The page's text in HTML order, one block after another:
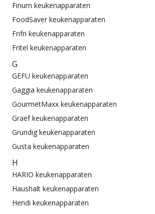
Finum keukenapparaten
FoodSaver keukenapparaten
Frifri keukenapparaten
Fritel keukenapparaten
G
GEFU keukenapparaten
Gaggia keukenapparaten
GourmetMaxx keukenapparaten
Graef keukenapparaten
Grundig keukenapparaten
Gusta keukenapparaten
H
HARIO keukenapparaten
Haushalt keukenapparaten
Hendi keukenapparaten